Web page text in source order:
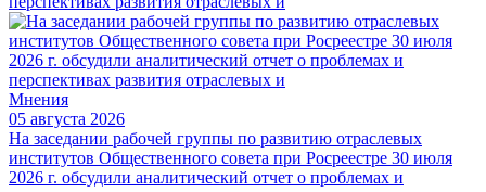
Мнения
05 августа 2026
На заседании рабочей группы по развитию отраслевых
институтов Общественного совета при Росреестре 30 июля
2026 г. обсудили аналитический отчет о проблемах и